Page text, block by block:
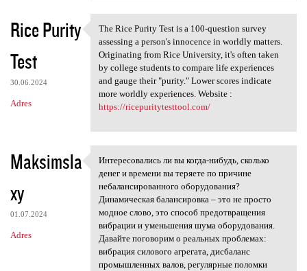
Rice Purity
Test
30.06.2024
Adres
The Rice Purity Test is a 100
The Rice Purity Test is a 100-question survey
assessing a person's innocence in worldly matters.
Originating from Rice University, it's often taken
by college students to compare life experiences
and gauge their "purity." Lower scores indicate
more worldly experiences. Website :
https://ricepuritytesttool.com/
Maksimsla
xy
01.07.2024
Adres
Интересовались ли вы когда
Интересовались ли вы когда-нибудь, сколько
денег и времени вы теряете по причине
небалансированного оборудования?
Динамическая балансировка – это не просто
модное слово, это способ предотвращения
вибрации и уменьшения шума оборудования.
Давайте поговорим о реальных проблемах:
вибрация силового агрегата, дисбаланс
промышленных валов, регулярные поломки